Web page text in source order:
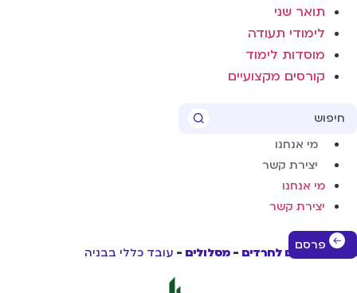
תואר שני
לימודי תעודה
מוסדות לימוד
קורסים מקצועיים
מי אנחנו
יצירת קשר
מי אנחנו
יצירת קשר
פרסם
לימודים לחרדים מסלולים עובד כללי בבניה